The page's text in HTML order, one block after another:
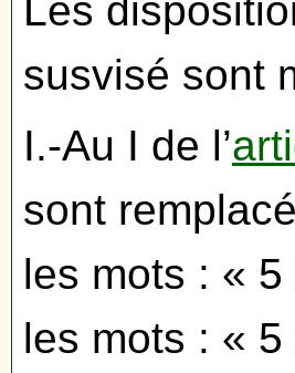
Les
susvisé sont
I.-Au I de l’
sont
les mots : «
les mots : «